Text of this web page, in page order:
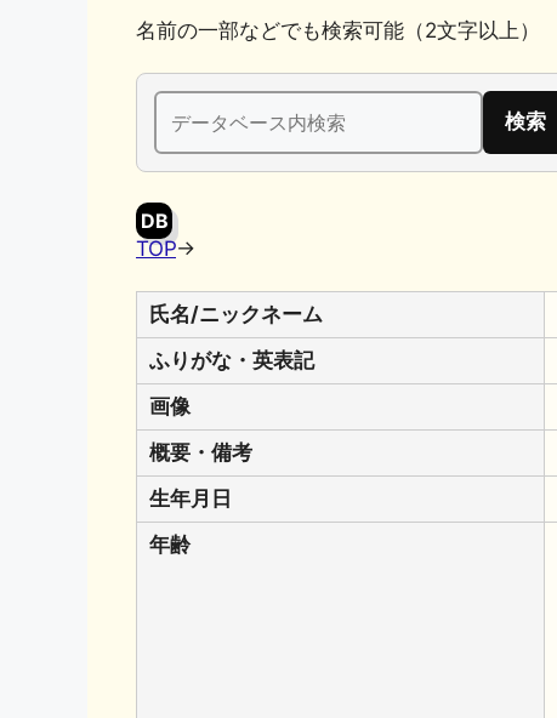
名前の一部などでも検索可能（2文字以上）
検
索:
DB
TOP→
氏名/ニックネーム
ふりがな・英表記
画像
概要・備考
生年月日
年齢